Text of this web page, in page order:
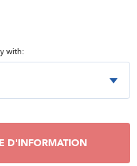
with:
D'INFORMATION